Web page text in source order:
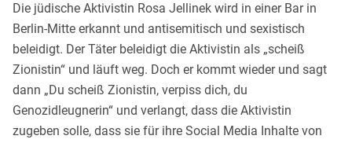
Die jüdische Aktivistin Rosa Jellinek wird in einer Bar in
Berlin-Mitte erkannt und antisemitisch und sexistisch
beleidigt. Der Täter beleidigt die Aktivistin als „scheiß
Zionistin“ und läuft weg. Doch er kommt wieder und sagt
dann „Du scheiß Zionistin, verpiss dich, du
Genozidleugnerin“ und verlangt, dass die Aktivistin
zugeben solle, dass sie für ihre Social Media Inhalte von